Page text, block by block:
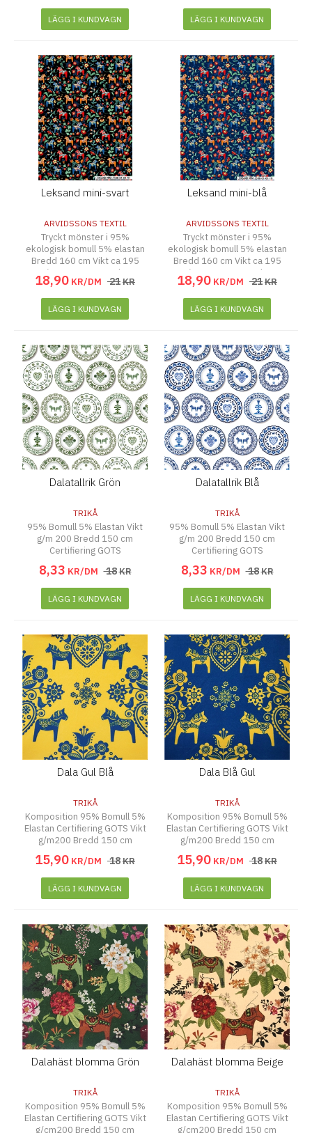
LÄGG I KUNDVAGN LÄGG I KUNDVAGN
Leksand mini-svart
ARVIDSSONS TEXTIL
Tryckt mönster i 95%
ekologisk bomull 5% elastan
Bredd 160 cm Vikt ca 195
g/m2 Tvätt 40 Grader
18,90 KR/DM 21KR
LÄGG I KUNDVAGN
Leksand mini-blå
ARVIDSSONS TEXTIL
Tryckt mönster i 95%
ekologisk bomull 5% elastan
Bredd 160 cm Vikt ca 195
g/m2 Tvätt 40 Grader
18,90 KR/DM 21KR
LÄGG I KUNDVAGN
Dalatallrik Grön
TRIKÅ
95% Bomull 5% Elastan Vikt
g/m 200 Bredd 150 cm
Certifiering GOTS
8,33 KR/DM 18KR
LÄGG I KUNDVAGN
Dalatallrik Blå
TRIKÅ
95% Bomull 5% Elastan Vikt
g/m 200 Bredd 150 cm
Certifiering GOTS
8,33 KR/DM 18KR
LÄGG I KUNDVAGN
Dala Gul Blå
TRIKÅ
Komposition 95% Bomull 5%
Elastan Certifiering GOTS Vikt
g/m200 Bredd 150 cm
15,90 KR/DM 18KR
LÄGG I KUNDVAGN
Dala Blå Gul
TRIKÅ
Komposition 95% Bomull 5%
Elastan Certifiering GOTS Vikt
g/m200 Bredd 150 cm
15,90 KR/DM 18KR
LÄGG I KUNDVAGN
Dalahäst blomma Grön
TRIKÅ
Komposition 95% Bomull 5%
Elastan Certifiering GOTS Vikt
g/cm200 Bredd 150 cm
Dalahäst blomma Beige
TRIKÅ
Komposition 95% Bomull 5%
Elastan Certifiering GOTS Vikt
g/cm200 Bredd 150 cm